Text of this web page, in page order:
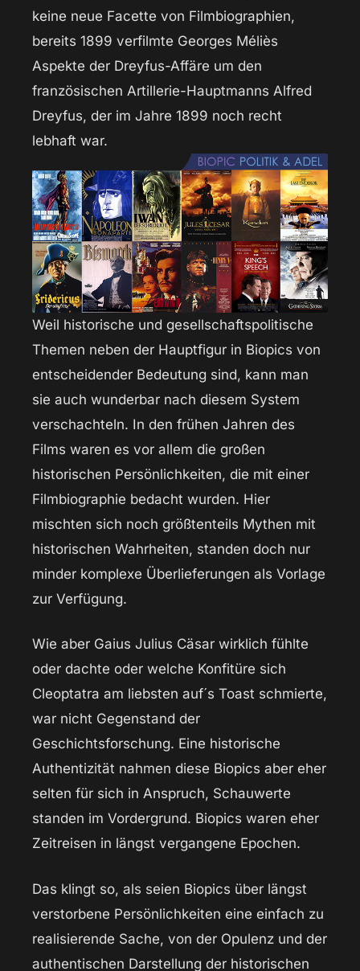
keine neue Facette von Filmbiographien,
bereits 1899 verfilmte Georges Méliès
Aspekte der Dreyfus-Affäre um den
französischen Artillerie-Hauptmanns Alfred
Dreyfus, der im Jahre 1899 noch recht
lebhaft war.
Weil historische und gesellschaftspolitische
Themen neben der Hauptfigur in Biopics von
entscheidender Bedeutung sind, kann man
sie auch wunderbar nach diesem System
verschachteln. In den frühen Jahren des
Films waren es vor allem die großen
historischen Persönlichkeiten, die mit einer
Filmbiographie bedacht wurden. Hier
mischten sich noch größtenteils Mythen mit
historischen Wahrheiten, standen doch nur
minder komplexe Überlieferungen als Vorlage
zur Verfügung.
Wie aber Gaius Julius Cäsar wirklich fühlte
oder dachte oder welche Konfitüre sich
Cleoptatra am liebsten auf´s Toast schmierte,
war nicht Gegenstand der
Geschichtsforschung. Eine historische
Authentizität nahmen diese Biopics aber eher
selten für sich in Anspruch, Schauwerte
standen im Vordergrund. Biopics waren eher
Zeitreisen in längst vergangene Epochen.
Das klingt so, als seien Biopics über längst
verstorbene Persönlichkeiten eine einfach zu
realisierende Sache, von der Opulenz und der
authentischen Darstellung der historischen